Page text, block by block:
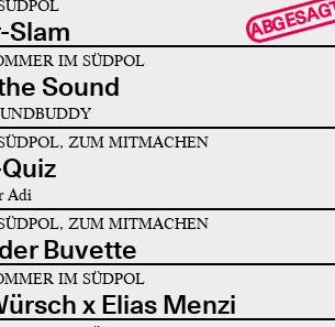
Slam
IM SÜDPOL
Sound
ZUM MITMACHEN
Adi
ZUM MITMACHEN
Buvette
IM SÜDPOL
x Elias Menzi